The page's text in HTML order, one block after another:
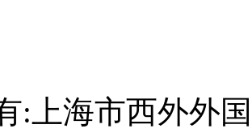
:上海市西外外